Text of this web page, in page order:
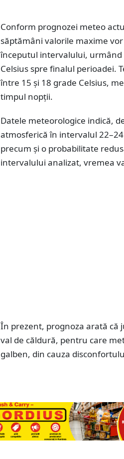
Conform prognozei meteo
săptămâni valorile maxime
începutul intervalului, urmând
Celsius spre finalul perioadei.
între 15 și 18 grade Celsius,
timpul nopții.
Datele meteorologice indică,
atmosferică în intervalul
precum și o probabilitate
intervalului analizat, vremea
În prezent, prognoza arată că
val de căldură, pentru care
galben, din cauza